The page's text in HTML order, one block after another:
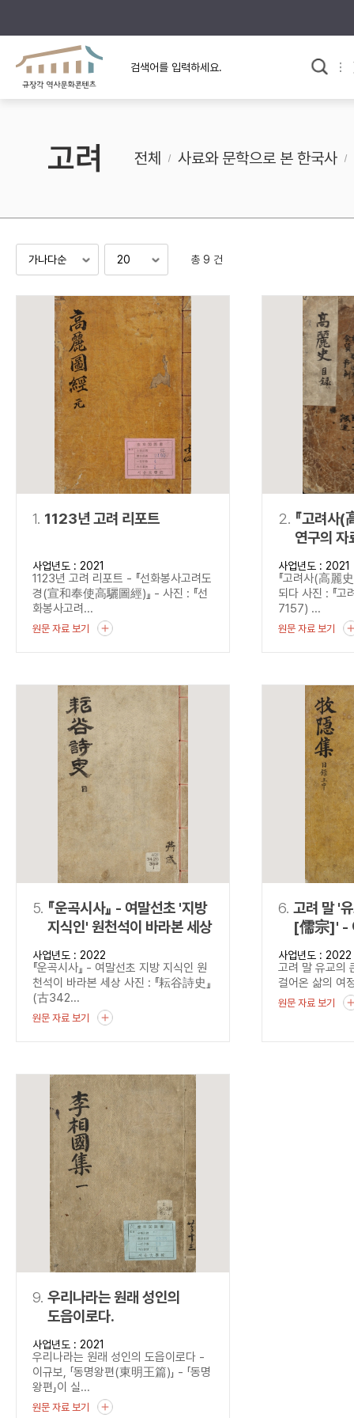
규장각의 어제와 오늘
규장각 소개영상
사료와 문학으로 본
고대
조선 후기
검색 연산자 사용안내
연산자
정조 AND 정약용
“정조”와 “정약
OR “정조” 또는 “
NOT 정조 NOT 정약용
“정조”가 나온
료를 검색
고려 전체 사료와 문학으로 본 한국사
총 9 건
1. 1123년 고려 리포트
사업년도 : 2021
1123년 고려 리포트 - 『선화봉사고려도
경(宣和奉使高驪圖經)』 - 사진 : 『선
화봉사고려...
원문 자료 보기
2. 『고려사(
연구의 자
사업년도 : 2021
『고려사(高麗
되다 사진 : 『
7157) ...
원문 자료 보기
5. 『운곡시사』 - 여말선초 '지방
지식인' 원천석이 바라본 세상
사업년도 : 2022
『운곡시사』 - 여말선초 지방 지식인 원
천석이 바라본 세상 사진 : 『耘谷詩史』
(古342...
원문 자료 보기
6. 고려 말 '
[儒宗]' - 이색이 걸어온 삶의
여정, 『목
사업년도 : 2022
고려 말 유교의
걸어온 삶의 여
원문 자료 보기
9. 우리나라는 원래 성인의
도읍이로다.
사업년도 : 2021
우리나라는 원래 성인의 도읍이로다 -
이규보, 「동명왕편(東明王篇)」 - 「동명
왕편」이 실...
원문 자료 보기